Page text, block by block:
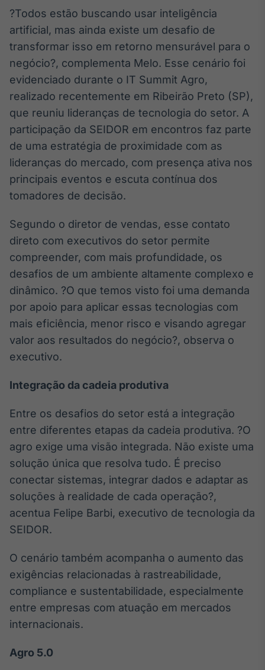
?Todos estão buscando usar inteligência
artificial, mas ainda existe um desafio de
transformar isso em retorno mensurável para o
negócio?, complementa Melo. Esse cenário foi
evidenciado durante o IT Summit Agro,
realizado recentemente em Ribeirão Preto (SP),
que reuniu lideranças de tecnologia do setor. A
participação da SEIDOR em encontros faz parte
de uma estratégia de proximidade com as
lideranças do mercado, com presença ativa nos
principais eventos e escuta contínua dos
tomadores de decisão.
Segundo o diretor de vendas, esse contato
direto com executivos do setor permite
compreender, com mais profundidade, os
desafios de um ambiente altamente complexo e
dinâmico. ?O que temos visto foi uma demanda
por apoio para aplicar essas tecnologias com
mais eficiência, menor risco e visando agregar
valor aos resultados do negócio?, observa o
executivo.
Integração da cadeia produtiva
Entre os desafios do setor está a integração
entre diferentes etapas da cadeia produtiva. ?O
agro exige uma visão integrada. Não existe uma
solução única que resolva tudo. É preciso
conectar sistemas, integrar dados e adaptar as
soluções à realidade de cada operação?,
acentua Felipe Barbi, executivo de tecnologia da
SEIDOR.
O cenário também acompanha o aumento das
exigências relacionadas à rastreabilidade,
compliance e sustentabilidade, especialmente
entre empresas com atuação em mercados
internacionais.
Agro 5.0